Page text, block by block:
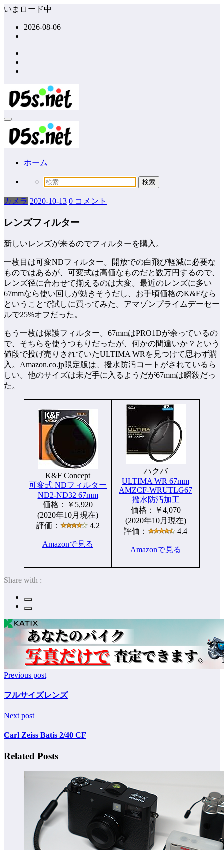
コ
ッ
プ
いまロード中
2026-08-06
ホーム
カメラ 2020-10-13 0 コメント
レンズフィルター
新しいレンズが来るのでフィルターを購入。
一枚目は可変NDフィルター。開放での白飛び軽減に必要な
ものではあるが、可変式は高価なものだと数万円するので、
レンズ径に合わせて揃えるのは大変。最近のレンズに多い
67mmなら使い回しが効きそうだし、お手頃価格のK&Fなら
ということで試しに買ってみた。アマゾンプライムデーセー
ルで25%オフだった。
もう一枚は保護フィルター。67mmはPRO1Dが余っているの
で、そちらを使うつもりだったが、何かの間違いか？という
値段で投げ売りされていたULTIMA WRを見つけて思わず購
入。Amazon.co.jp限定版は、撥水防汚コートがされているら
しい。他のサイズは未だ手に入るようだが67mmは瞬殺だっ
た。
K&F Concept
可変式 NDフィルター
ND2-ND32 67mm
価格：￥5,920
(2020年10月現在)
評価：
4.2
Amazonで見る
ハクバ
ULTIMA WR 67mm
AMZCF-WRUTLG67
撥水防汚加工
価格：￥4,070
(2020年10月現在)
評価：
4.4
Amazonで見る
Share with :
Previous post
フルサイズレンズ
Next post
Carl Zeiss Batis 2/40 CF
Related Posts